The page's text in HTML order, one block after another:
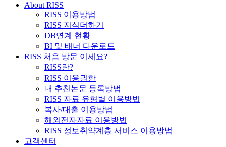
About RISS
RISS 이용방법
RISS 지식더하기
DB연계 현황
BI 및 배너 다운로드
RISS 처음 방문 이세요?
RISS란?
RISS 이용권한
내 추천논문 등록방법
RISS 자료 유형별 이용방법
복사/대출 이용방법
해외전자자료 이용방법
RISS 정보취약계층 서비스 이용방법
고객센터